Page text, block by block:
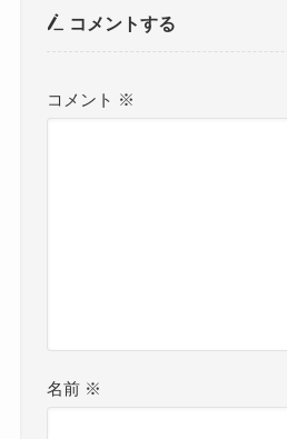
コメントする
コメント ※
名前 ※